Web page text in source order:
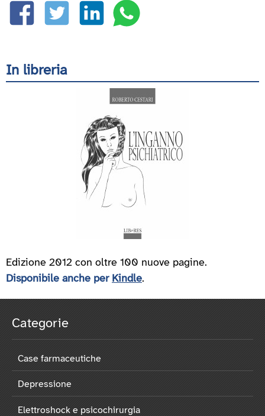
In libreria
Edizione 2012 con oltre 100 nuove pagine.
Disponibile anche per Kindle.
Categorie
Case farmaceutiche
Depressione
Elettroshock e psicochirurgia